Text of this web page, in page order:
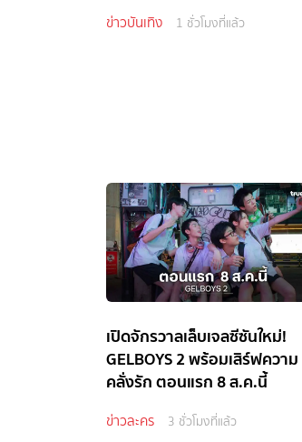
ข่าวบันเทิง 1 ชั่วโมงที่แล้ว
เปิดจักรวาลเล็บเจลซีซันใหม่!
GELBOYS 2 พร้อมเสิร์ฟความ
คลั่งรัก ตอนแรก 8 ส.ค.นี้
ข่าวละคร 3 ชั่วโมงที่แล้ว